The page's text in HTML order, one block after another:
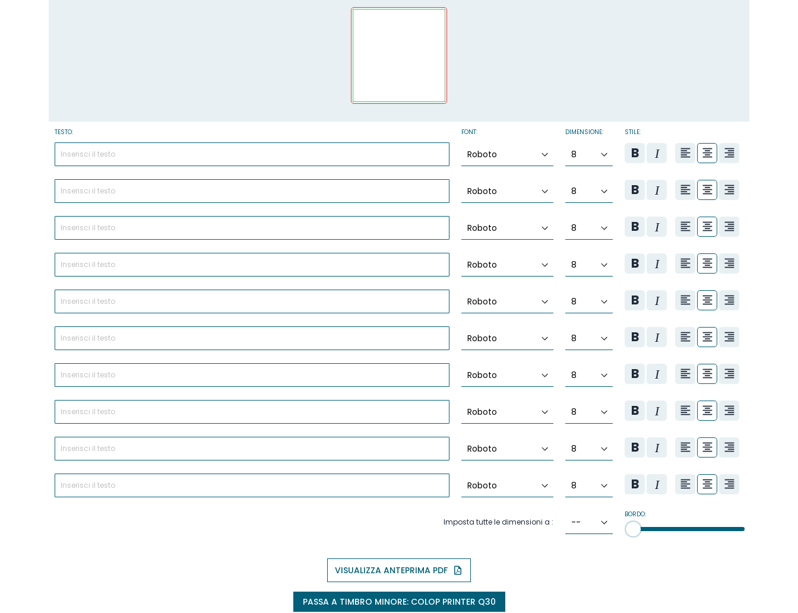
TESTO: FONT: DIMENSIONE: STILE:
Imposta tutte le dimensioni a :
BORDO:
VISUALIZZA ANTEPRIMA PDF
PASSA A TIMBRO MINORE: COLOP PRINTER Q30